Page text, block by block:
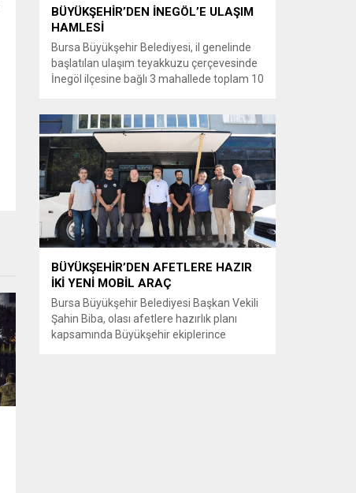
BÜYÜKŞEHİR’DEN İNEGÖL’E ULAŞIM
HAMLESİ
Bursa Büyükşehir Belediyesi, il genelinde
başlatılan ulaşım teyakkuzu çerçevesinde
İnegöl ilçesine bağlı 3 mahallede toplam 10
Biba başkanlığında başlatılan ulaşım
seferberliği kapsamında Bursa Büyükşehir
Belediyesi Ulaşım Dairesi Başkanlığı
koordinasyonuyla 17 ilçede yol yenileme
çalışmalarına hız verildi. Başkan Vekili
Biba’nın göreve...
BÜYÜKŞEHİR’DEN AFETLERE HAZIR
İKİ YENİ MOBİL ARAÇ
Bursa Büyükşehir Belediyesi Başkan Vekili
Şahin Biba, olası afetlere hazırlık planı
kapsamında Büyükşehir ekiplerince